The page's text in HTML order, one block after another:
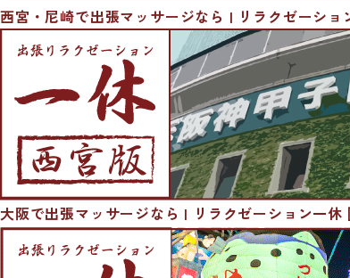
西宮・尼崎で出張マッサージなら | リラクゼーショ
大阪で出張マッサージなら | リラクゼーション一休